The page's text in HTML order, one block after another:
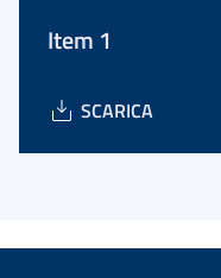
Item 1
SCARICA